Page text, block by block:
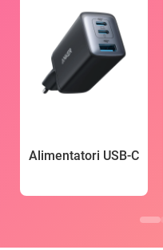
Alimentatori USB-C